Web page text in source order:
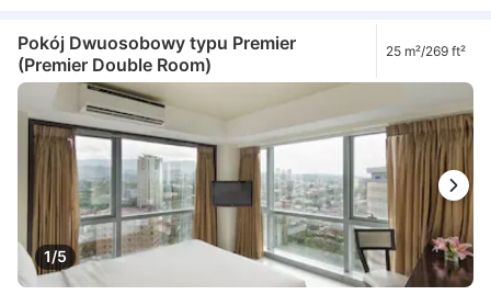
Pokój Dwuosobowy typu Premier
(Premier Double Room)
25 m²/269 ft²
1/5